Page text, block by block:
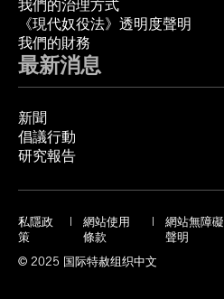
我們的治理方式
《現代奴役法》透明度聲明
我們的財務
最新消息
新聞
倡議行動
研究報告
私隱政
策
網站使用
條款
網站無障礙
聲明
© 2025 国际特赦组织中文